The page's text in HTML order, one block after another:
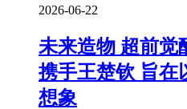
2026-06-22
未来造物 超前觉
携手王楚钦 旨在
想象